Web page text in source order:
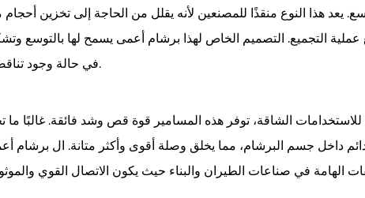
هذا النوع منقذًا للمصنعين لأنه يقلل من الحاجة إلى تخزين أحجام
التجميع. التصميم الخاص لهذا برشام أعمى يسمح لها بالتوسع
في حالة وجود تناقضات في سمك المادة.
الشاقة، توفر هذه المسامير قوة قص وشد فائقة. غالبًا
داخل جسم البرشام، مما يخلق وصلة أقوى وأكثر متانة. ال برشام